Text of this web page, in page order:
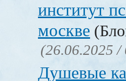
институт
москве
(26.06.2025 /
Душевые